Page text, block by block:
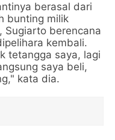
berasal dari
bunting milik
Sugiarto berencana
kembali.
tetangga saya, lagi
saya beli,
kata dia.